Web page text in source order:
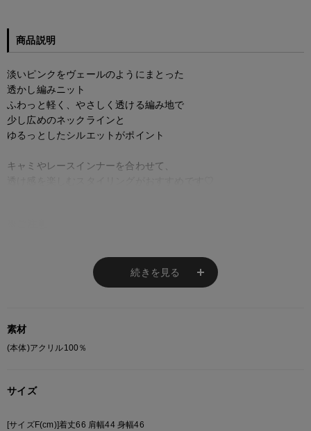
商品説明
淡いピンクをヴェールのようにまとった
透かし編みニット
ふわっと軽く、やさしく透ける編み地で
少し広めのネックラインと
ゆるっとしたシルエットがポイント
キャミやレースインナーを合わせて、
あらかじめご了承ください。
総柄の商品は使用している生地の部分によって 写真と異なる場合がございま
続きを見る
素材
(本体)アクリル100％
サイズ
[サイズF(cm)]着丈66 肩幅44 身幅46